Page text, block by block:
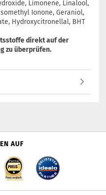
Limonene, Linalool,
Ionone, Geraniol,
Hydroxycitronellal, BHT
direkt auf der
zu überprüfen.
AUF